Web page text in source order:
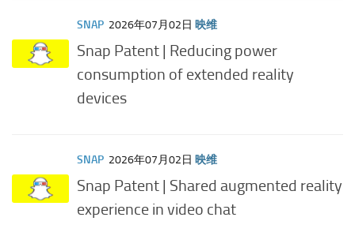
SNAP 2026年07月02日 映维
Snap Patent | Reducing power
consumption of extended reality
devices
SNAP 2026年07月02日 映维
Snap Patent | Shared augmented reality
experience in video chat